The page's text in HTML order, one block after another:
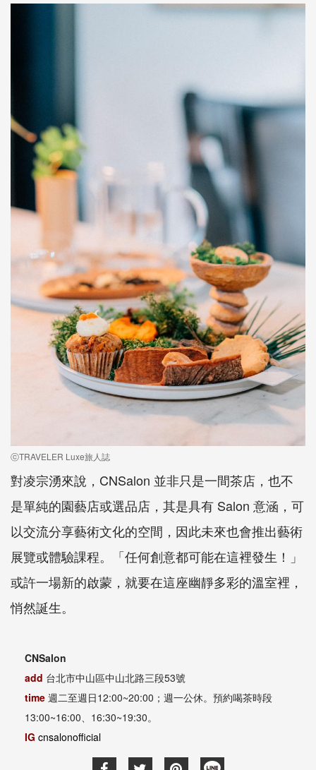
ⓒTRAVELER Luxe旅人誌
對凌宗湧來說，CNSalon 並非只是一間茶店，也不
是單純的園藝店或選品店，其是具有 Salon 意涵，可
以交流分享藝術文化的空間，因此未來也會推出藝術
展覽或體驗課程。「任何創意都可能在這裡發生！」
或許一場新的啟蒙，就要在這座幽靜多彩的溫室裡，
悄然誕生。
CNSalon
add 台北市中山區中山北路三段53號
time 週二至週日12:00~20:00；週一公休。預約喝茶時段
13:00~16:00、16:30~19:30。
IG cnsalonofficial